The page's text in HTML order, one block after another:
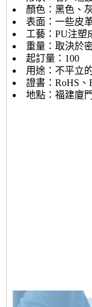
顏色：黑色、
表面：一些皮
工藝：PU注塑
重量：取決於
起訂量：100
用途：不平立
證書：RoHS
地點：福建廈門